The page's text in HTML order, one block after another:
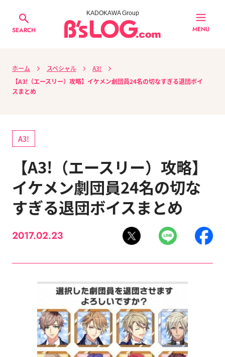
SEARCH
KADOKAWA Group
MENU
ホーム スペシャル
A3!
【A3!（エースリー）攻略】イケメン劇団員24名の切なすぎる退団ボイ
スまとめ
A3!
【A3!（エースリー）攻略】
イケメン劇団員24名の切な
すぎる退団ボイスまとめ
2017.02.23